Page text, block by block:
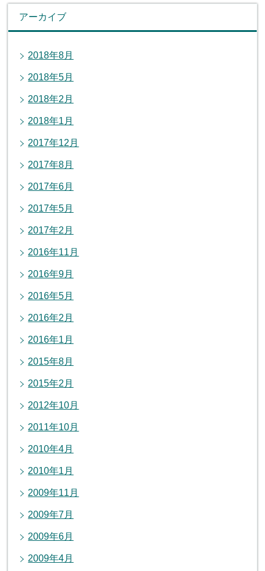
アーカイブ
2018年8月
2018年5月
2018年2月
2018年1月
2017年12月
2017年8月
2017年6月
2017年5月
2017年2月
2016年11月
2016年9月
2016年5月
2016年2月
2016年1月
2015年8月
2015年2月
2012年10月
2011年10月
2010年4月
2010年1月
2009年11月
2009年7月
2009年6月
2009年4月